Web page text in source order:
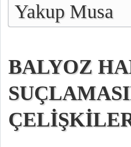
Yakup Musa
BALYOZ